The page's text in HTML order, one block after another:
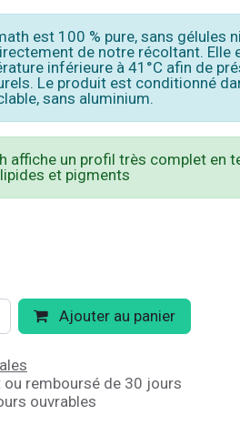
est 100 % pure, sans gélules
de notre récoltant. Elle
inférieure à 41°C afin de
Le produit est conditionné
sans aluminium.
affiche un profil très complet en
et pigments
Ajouter au panier
remboursé de 30 jours
ouvrables